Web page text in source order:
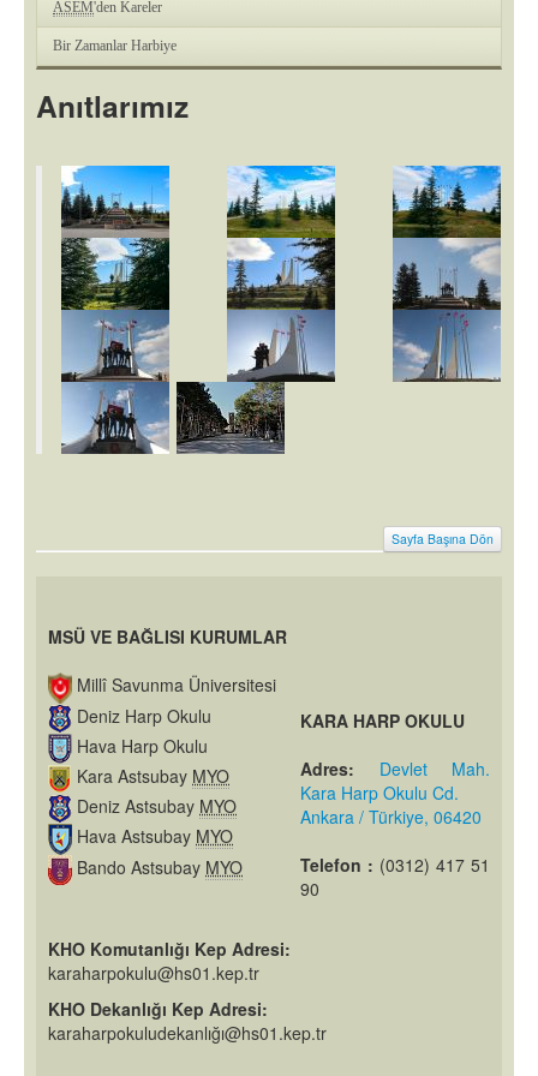
ASEM'den Kareler
Bir Zamanlar Harbiye
Anıtlarımız
Sayfa Başına Dön
MSÜ VE BAĞLISI KURUMLAR
Millî Savunma Üniversitesi
Deniz Harp Okulu
Hava Harp Okulu
Kara Astsubay MYO
Deniz Astsubay MYO
Hava Astsubay MYO
Bando Astsubay MYO
KARA HARP OKULU
Adres:
Devlet Mah.
Kara Harp Okulu Cd.
Ankara / Türkiye, 06420
Telefon : (0312) 417 51
90
KHO Komutanlığı Kep Adresi:
karaharpokulu@hs01.kep.tr
KHO Dekanlığı Kep Adresi:
karaharpokuludekanlığı@hs01.kep.tr